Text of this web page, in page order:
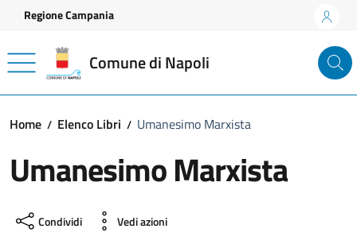
Vai ai contenuti
Vai al footer
Regione Campania
Comune di Napoli
Home Elenco Libri Umanesimo Marxista
Umanesimo Marxista
Condividi Vedi azioni